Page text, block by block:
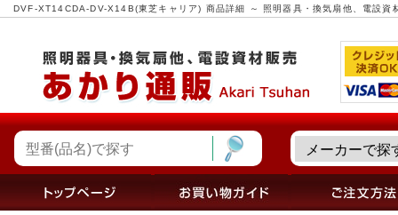
DVF-XT14CDA-DV-X14B(東芝キャリア) 商品詳細 ～ 照明器具・換気扇他、電設資